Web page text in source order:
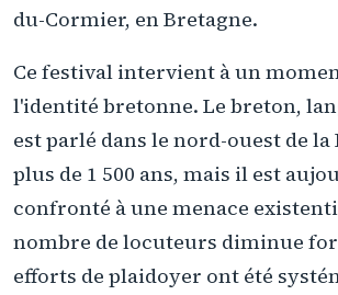
du-Cormier, en Bretagne.
Ce festival intervient à un
l'identité bretonne. Le breton,
est parlé dans le nord-ouest de la
plus de 1 500 ans, mais il est
confronté à une menace
nombre de locuteurs diminue
efforts de plaidoyer ont été